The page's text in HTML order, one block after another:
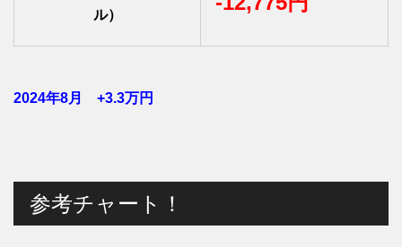
ル）
2024年8月 +3.3万円
参考チャート！